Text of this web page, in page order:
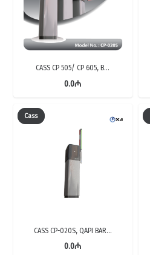
CASS CP 505/ CP 605, B…
0.0₼
Cass
CASS CP-020S, QAPI BAR…
0.0₼